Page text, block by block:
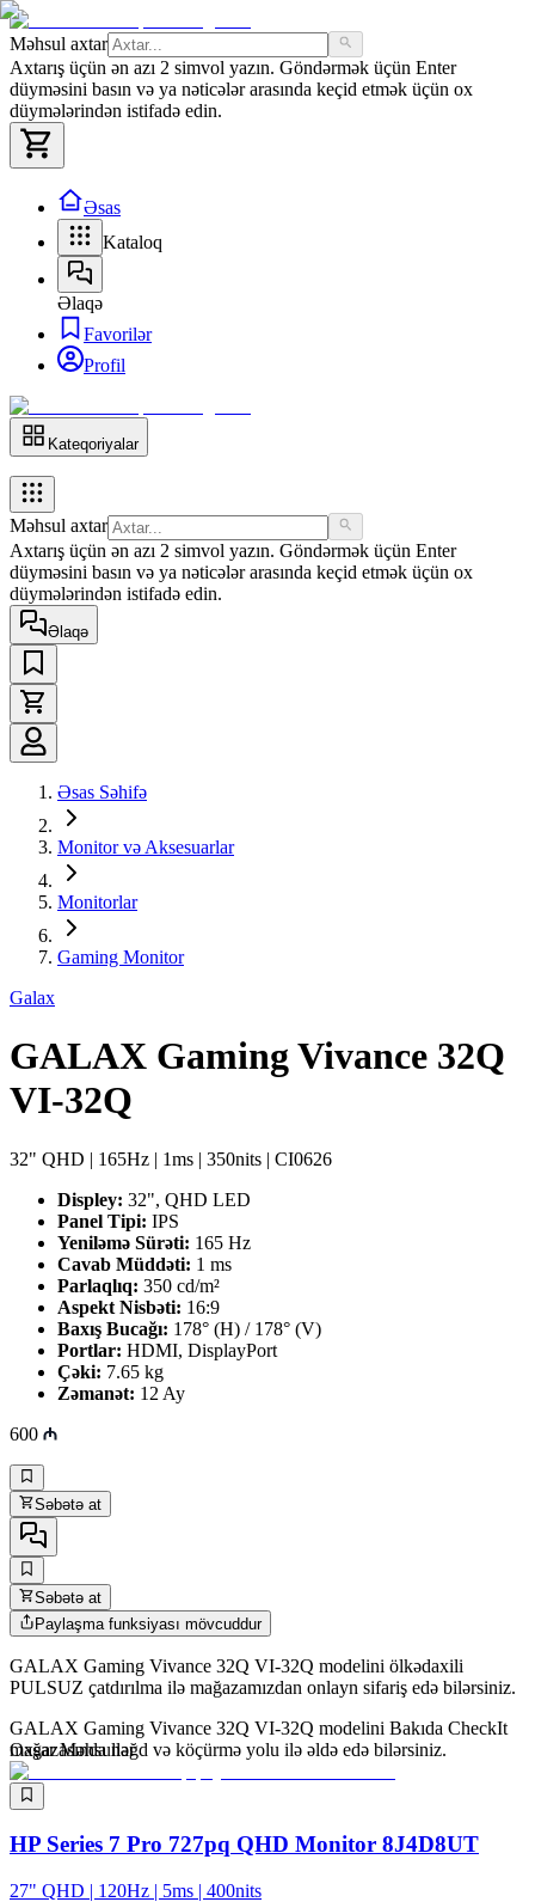
Məhsul axtar
Axtarış üçün ən azı 2 simvol yazın. Göndərmək üçün Enter
düyməsini basın və ya nəticələr arasında keçid etmək üçün ox
düymələrindən istifadə edin.
Əsas
Kataloq
Əlaqə
Favorilər
Profil
Kateqoriyalar
Məhsul axtar
Axtarış üçün ən azı 2 simvol yazın. Göndərmək üçün Enter
düyməsini basın və ya nəticələr arasında keçid etmək üçün ox
düymələrindən istifadə edin.
Əlaqə
Əsas Səhifə
Monitor və Aksesuarlar
Monitorlar
Gaming Monitor
Galax
GALAX Gaming Vivance 32Q
VI-32Q
32" QHD | 165Hz | 1ms | 350nits | CI0626
Displey: 32", QHD LED
Panel Tipi: IPS
Yeniləmə Sürəti: 165 Hz
Cavab Müddəti: 1 ms
Parlaqlıq: 350 cd/m²
Aspekt Nisbəti: 16:9
Baxış Bucağı: 178° (H) / 178° (V)
Portlar: HDMI, DisplayPort
Çəki: 7.65 kg
Zəmanət: 12 Ay
600
Səbətə at
Səbətə at
Paylaşma funksiyası mövcuddur
GALAX Gaming Vivance 32Q VI-32Q modelini ölkədaxili
PULSUZ çatdırılma ilə mağazamızdan onlayn sifariş edə bilərsiniz.
GALAX Gaming Vivance 32Q VI-32Q modelini Bakıda CheckIt
mağazasında nəğd və köçürmə yolu ilə əldə edə bilərsiniz.
Oxşar Məhsullar
HP Series 7 Pro 727pq QHD Monitor 8J4D8UT
27" QHD | 120Hz | 5ms | 400nits